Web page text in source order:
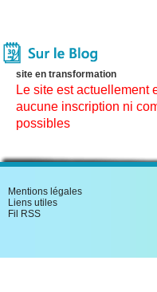
site en transformation
Le site est actuellement
aucune inscription ni
possibles
Mentions légales
Liens utiles
Fil RSS